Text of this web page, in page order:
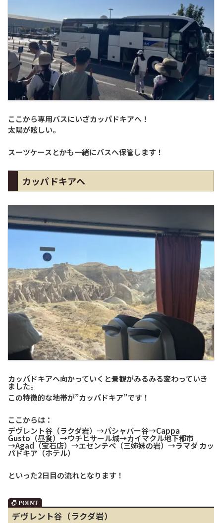
ここから専用バスにいざカッパドキアへ！
太陽が眩しい。
スーツケースとかも一緒にバスへ保管します！
カッパドキアへ
カッパドキアへ向かっていくと景観がみるみる変わっていき
ました。
この特徴的な地帯が”カッパドキア”です！
ここからは：
デヴレント谷（ラクダ岩）→パシャバー谷→Cappa
Gusto（昼食）→ウチヒサール城→カイマクル地下都市
→Agad（宝石店）→エセンテペ（三姉妹の岩）→ラマダ カッ
パドキア（ホテル）
といった2日目の流れとなります！
デヴレント谷（ラクダ岩）